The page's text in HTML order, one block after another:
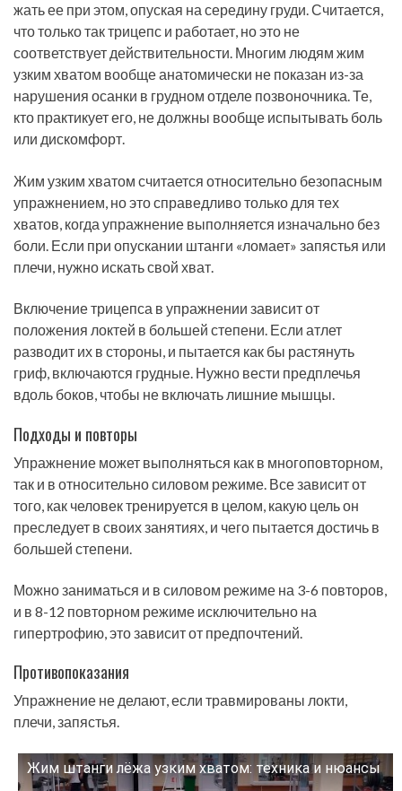
жать ее при этом, опуская на середину груди. Считается,
что только так трицепс и работает, но это не
соответствует действительности. Многим людям жим
узким хватом вообще анатомически не показан из-за
нарушения осанки в грудном отделе позвоночника. Те,
кто практикует его, не должны вообще испытывать боль
или дискомфорт.
Жим узким хватом считается относительно безопасным
упражнением, но это справедливо только для тех
хватов, когда упражнение выполняется изначально без
боли. Если при опускании штанги «ломает» запястья или
плечи, нужно искать свой хват.
Включение трицепса в упражнении зависит от
положения локтей в большей степени. Если атлет
разводит их в стороны, и пытается как бы растянуть
гриф, включаются грудные. Нужно вести предплечья
вдоль боков, чтобы не включать лишние мышцы.
Подходы и повторы
Упражнение может выполняться как в многоповторном,
так и в относительно силовом режиме. Все зависит от
того, как человек тренируется в целом, какую цель он
преследует в своих занятиях, и чего пытается достичь в
большей степени.
Можно заниматься и в силовом режиме на 3-6 повторов,
и в 8-12 повторном режиме исключительно на
гипертрофию, это зависит от предпочтений.
Противопоказания
Упражнение не делают, если травмированы локти,
плечи, запястья.
Жим штанги лёжа узким хватом: техника и нюансы
Смотрите это видео на YouTube